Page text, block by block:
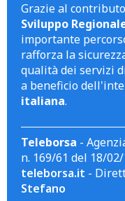
Grazie al
Sviluppo
importante
rafforza la
qualità dei servizi
a beneficio
italiana.
Teleborsa -
n. 169/61 del 18/
teleborsa.it -
Stefano